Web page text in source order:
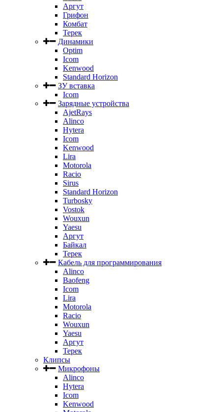
Аргут
Грифон
Комбат
Терек
Динамики
Optim
Icom
Kenwood
Standard Horizon
ЗУ вставка
Icom
Зарядные устройства
AjetRays
Alinco
Hytera
Icom
Kenwood
Lira
Motorola
Racio
Sirus
Standard Horizon
Turbosky
Vostok
Wouxun
Yaesu
Аргут
Байкал
Терек
Кабель для программирования
Alinco
Baofeng
Icom
Lira
Motorola
Racio
Wouxun
Yaesu
Аргут
Терек
Клипсы
Микрофоны
Alinco
Hytera
Icom
Kenwood